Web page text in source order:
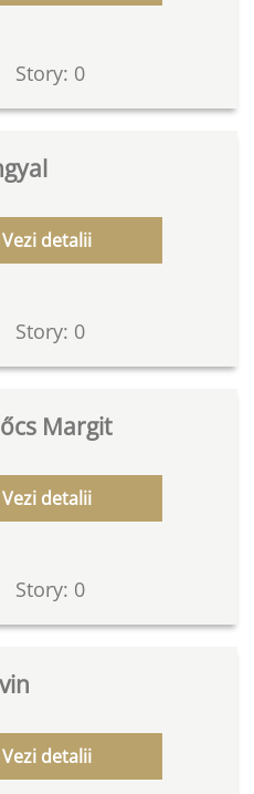
Story: 0
Vezi detalii
Story: 0
Margit
Vezi detalii
Story: 0
Vezi detalii